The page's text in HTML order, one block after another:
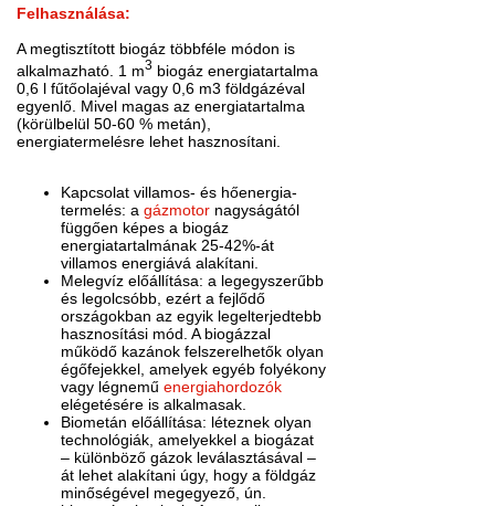
Felhasználása:
A megtisztított biogáz többféle módon is
alkalmazható. 1 m3 biogáz energiatartalma
0,6 l fűtőolajéval vagy 0,6 m3 földgázéval
egyenlő. Mivel magas az energiatartalma
(körülbelül 50-60 % metán),
energiatermelésre lehet hasznosítani.
Kapcsolat villamos- és hőenergia-
termelés: agázmotor nagyságától
függően képes a biogáz
energiatartalmának 25-42%-át
villamos energiává alakítani.
Melegvíz előállítása: a legegyszerűbb
és legolcsóbb, ezért a fejlődő
országokban az egyik legelterjedtebb
hasznosítási mód. A biogázzal
működő kazánok felszerelhetők olyan
égőfejekkel, amelyek egyéb folyékony
vagy légneműenergiahordozók
elégetésére is alkalmasak.
Biometán előállítása: léteznek olyan
technológiák, amelyekkel a biogázat
– különböző gázok leválasztásával –
át lehet alakítani úgy, hogy a földgáz
minőségével megegyező, ún.